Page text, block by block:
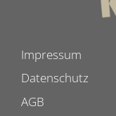
Impressum
Datenschutz
AGB